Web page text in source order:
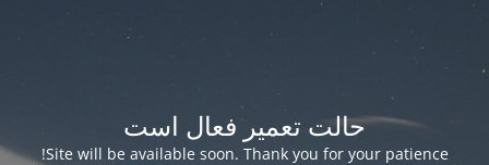
حالت تعمیر فعال است
Site will be available soon. Thank you for your patience!